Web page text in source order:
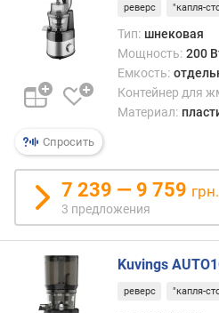
у
з
о
н
о
о
о
т
в
е
р
с
т
и
Спросить
реверс "капля-
Тип: шнековая
Мощность: 200
Емкость:
Контейнер для
Материал:
7 239 — 9 759 грн.
3 предложения
Kuvings
реверс "капля-